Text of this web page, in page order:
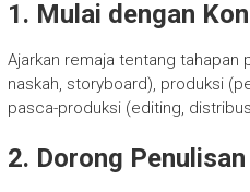
1. Mulai dengan
Ajarkan remaja tentang tahapan
naskah, storyboard), produksi
pasca-produksi (editing,
2. Dorong